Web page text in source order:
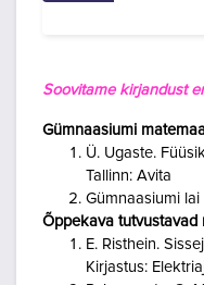
Soovitame kirjandust
Gümnaasiumi
Ü. Ugaste.
Tallinn: Avita
Gümnaasiumi
Õppekava tutvustavad
E. Risthein.
Kirjastus: